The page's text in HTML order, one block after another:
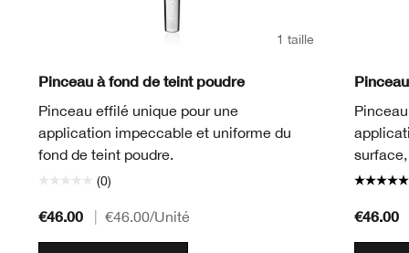
1 taille
Pinceau à fond de teint poudre
Pinceau effilé unique pour une
application impeccable et uniforme du
fond de teint poudre.
(0)
€46.00 €46.00/Unité €46.00